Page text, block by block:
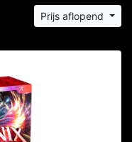
Prijs aflopend